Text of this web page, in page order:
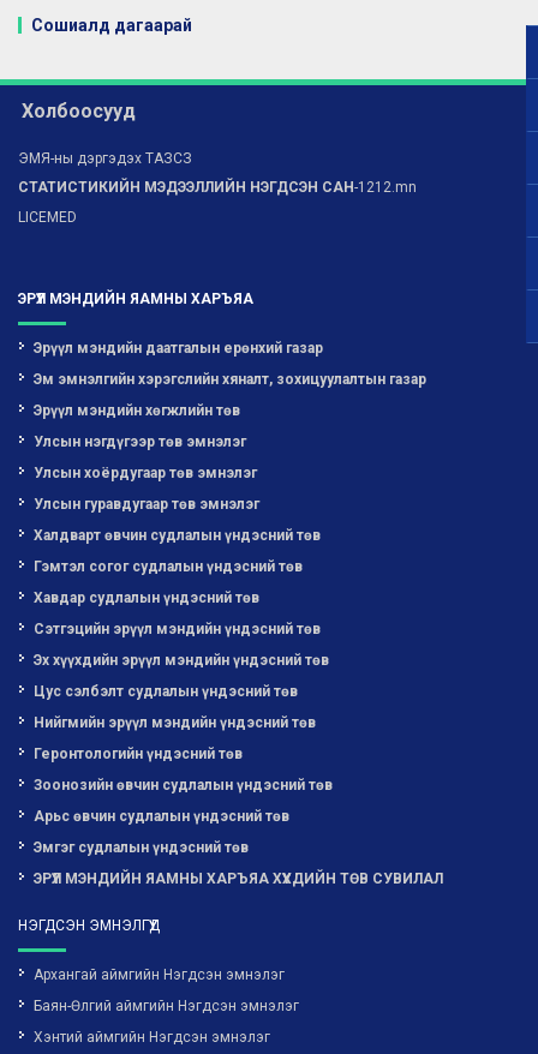
Сошиалд дагаарай
Холбоосууд
ЭМЯ-ны дэргэдэх ТАЗСЗ
СТАТИСТИКИЙН МЭДЭЭЛЛИЙН НЭГДСЭН САН-1212.mn
LICEMED
ЭРҮҮЛ МЭНДИЙН ЯАМНЫ ХАРЪЯА
Эрүүл мэндийн даатгалын ерөнхий газар
Эм эмнэлгийн хэрэгслийн хяналт, зохицуулалтын газар
Эрүүл мэндийн хөгжлийн төв
Улсын нэгдүгээр төв эмнэлэг
Улсын хоёрдугаар төв эмнэлэг
Улсын гуравдугаар төв эмнэлэг
Халдварт өвчин судлалын үндэсний төв
Гэмтэл согог судлалын үндэсний төв
Хавдар судлалын үндэсний төв
Сэтгэцийн эрүүл мэндийн үндэсний төв
Эх хүүхдийн эрүүл мэндийн үндэсний төв
Цус сэлбэлт судлалын үндэсний төв
Нийгмийн эрүүл мэндийн үндэсний төв
Геронтологийн үндэсний төв
Зоонозийн өвчин судлалын үндэсний төв
Арьс өвчин судлалын үндэсний төв
Эмгэг судлалын үндэсний төв
ЭРҮҮЛ МЭНДИЙН ЯАМНЫ ХАРЪЯА ХҮҮХДИЙН ТӨВ СУВИЛАЛ
НЭГДСЭН ЭМНЭЛГҮҮД
Архангай аймгийн Нэгдсэн эмнэлэг
Баян-Өлгий аймгийн Нэгдсэн эмнэлэг
Хэнтий аймгийн Нэгдсэн эмнэлэг